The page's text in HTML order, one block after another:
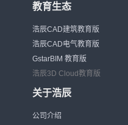
教育生态
浩辰CAD建筑教育版
浩辰CAD电气教育版
GstarBIM 教育版
浩辰3D Cloud教育版
关于浩辰
公司介绍